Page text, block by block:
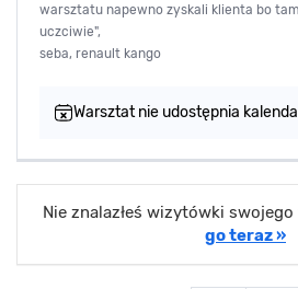
warsztatu napewno zyskali klienta bo
uczciwie",
seba, renault kango
Warsztat nie udostępnia
Nie znalazłeś wizytówki
go teraz »